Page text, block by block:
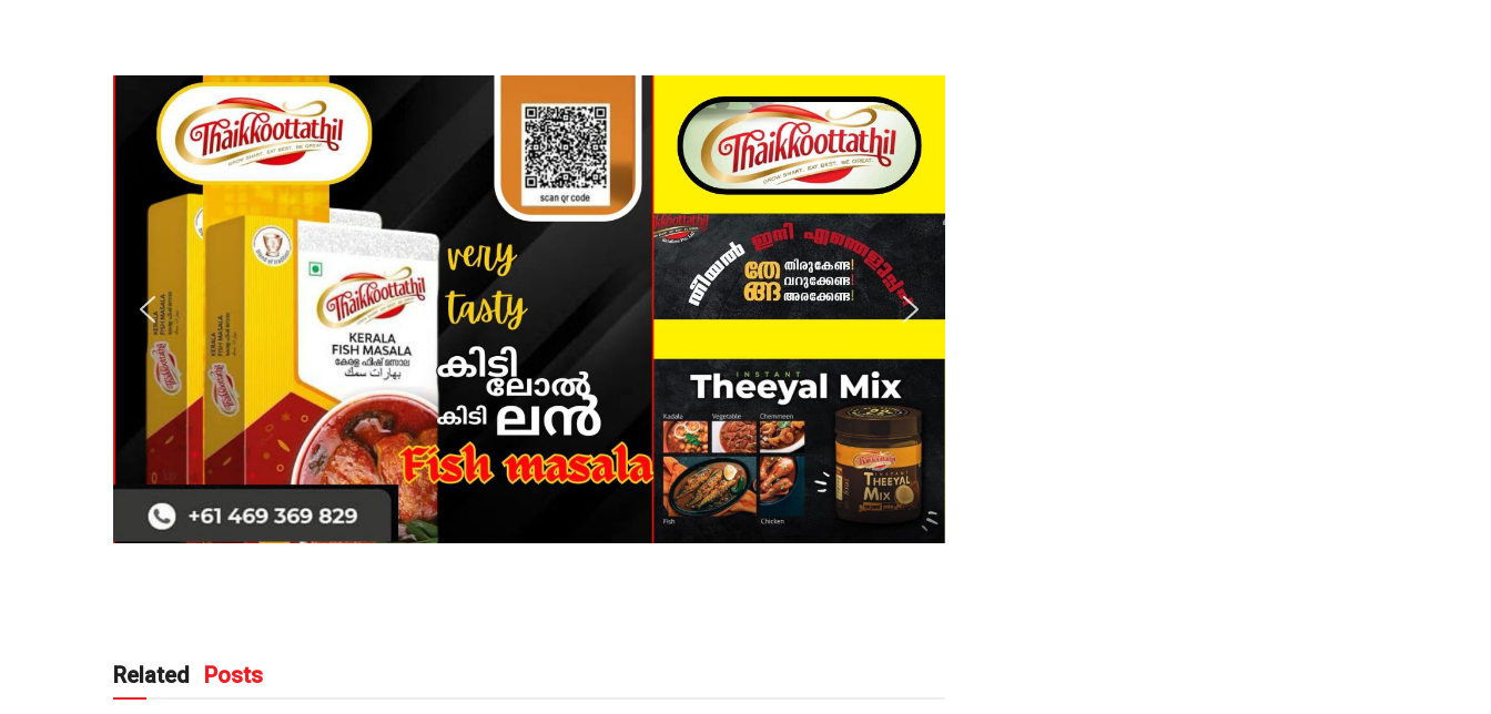
Related Posts